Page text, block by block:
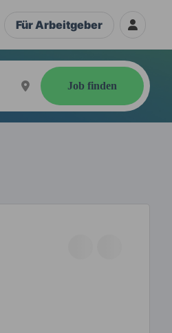
Für Arbeitgeber
Job finden